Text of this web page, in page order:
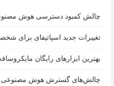
چالش کمبود دسترسی هوش
تغییرات جدید اسپاتیفای برای
بهترین ابزارهای رایگان
چالش‌های گسترش هوش مصنوعی